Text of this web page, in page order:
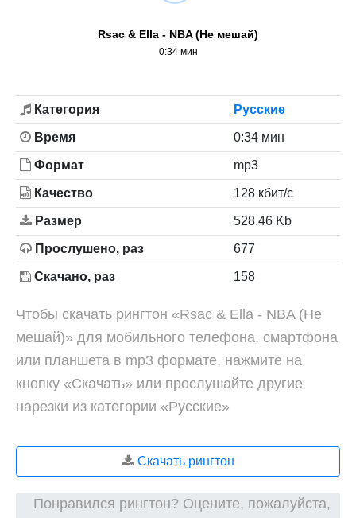
Rsac & Ella - NBA (Не мешай)
0:34 мин
Категория Русские
Время 0:34 мин
Формат mp3
Качество 128 кбит/с
Размер 528.46 Kb
Прослушено, раз 677
Скачано, раз 158
Чтобы скачать рингтон «Rsac & Ella - NBA (Не
мешай)» для мобильного телефона, смартфона
или планшета в mp3 формате, нажмите на
кнопку «Скачать» или прослушайте другие
нарезки из категории «Русские»
Скачать рингтон
Понравился рингтон? Оцените, пожалуйста,